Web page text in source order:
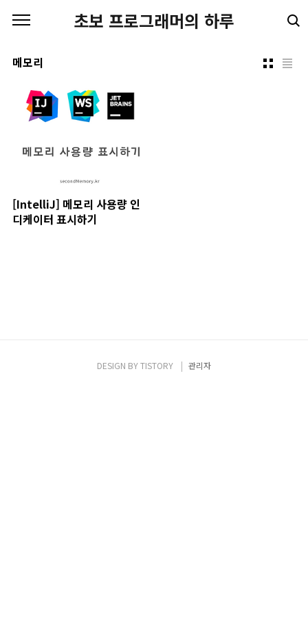
초보 프로그래머의 하루
메모리
[IntelliJ] 메모리 사용량 인
디케이터 표시하기
DESIGN BYTISTORY 관리자